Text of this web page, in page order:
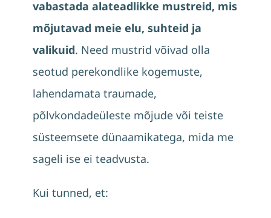
vabastada alateadlikke mustreid, mis
mõjutavad meie elu, suhteid ja
valikuid. Need mustrid võivad olla
seotud perekondlike kogemuste,
lahendamata traumade,
põlvkondadeüleste mõjude või teiste
süsteemsete dünaamikatega, mida me
sageli ise ei teadvusta.
Kui tunned, et: